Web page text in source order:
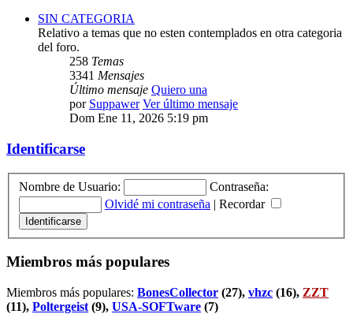
SIN CATEGORIA
Relativo a temas que no esten contemplados en otra categoria
del foro.
258 Temas
3341 Mensajes
Último mensaje Quiero una
por Suppawer Ver último mensaje
Dom Ene 11, 2026 5:19 pm
Identificarse
Nombre de Usuario:
Contraseña:
Olvidé mi contraseña | Recordar
Miembros más populares
Miembros más populares: BonesCollector (27), vhzc (16), ZZT
(11), Poltergeist (9), USA-SOFTware (7)